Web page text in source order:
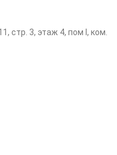
стр. 3, этаж 4, пом I, ком.